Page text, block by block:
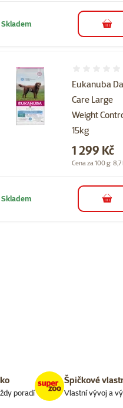
Skladem do
Eukanuba
Care Large
Weight
15kg
Cena
1 299 Kč
Cena za 100 g: 8,7
Skladem do
poradí
Špičkové
Vlastní vývoj a